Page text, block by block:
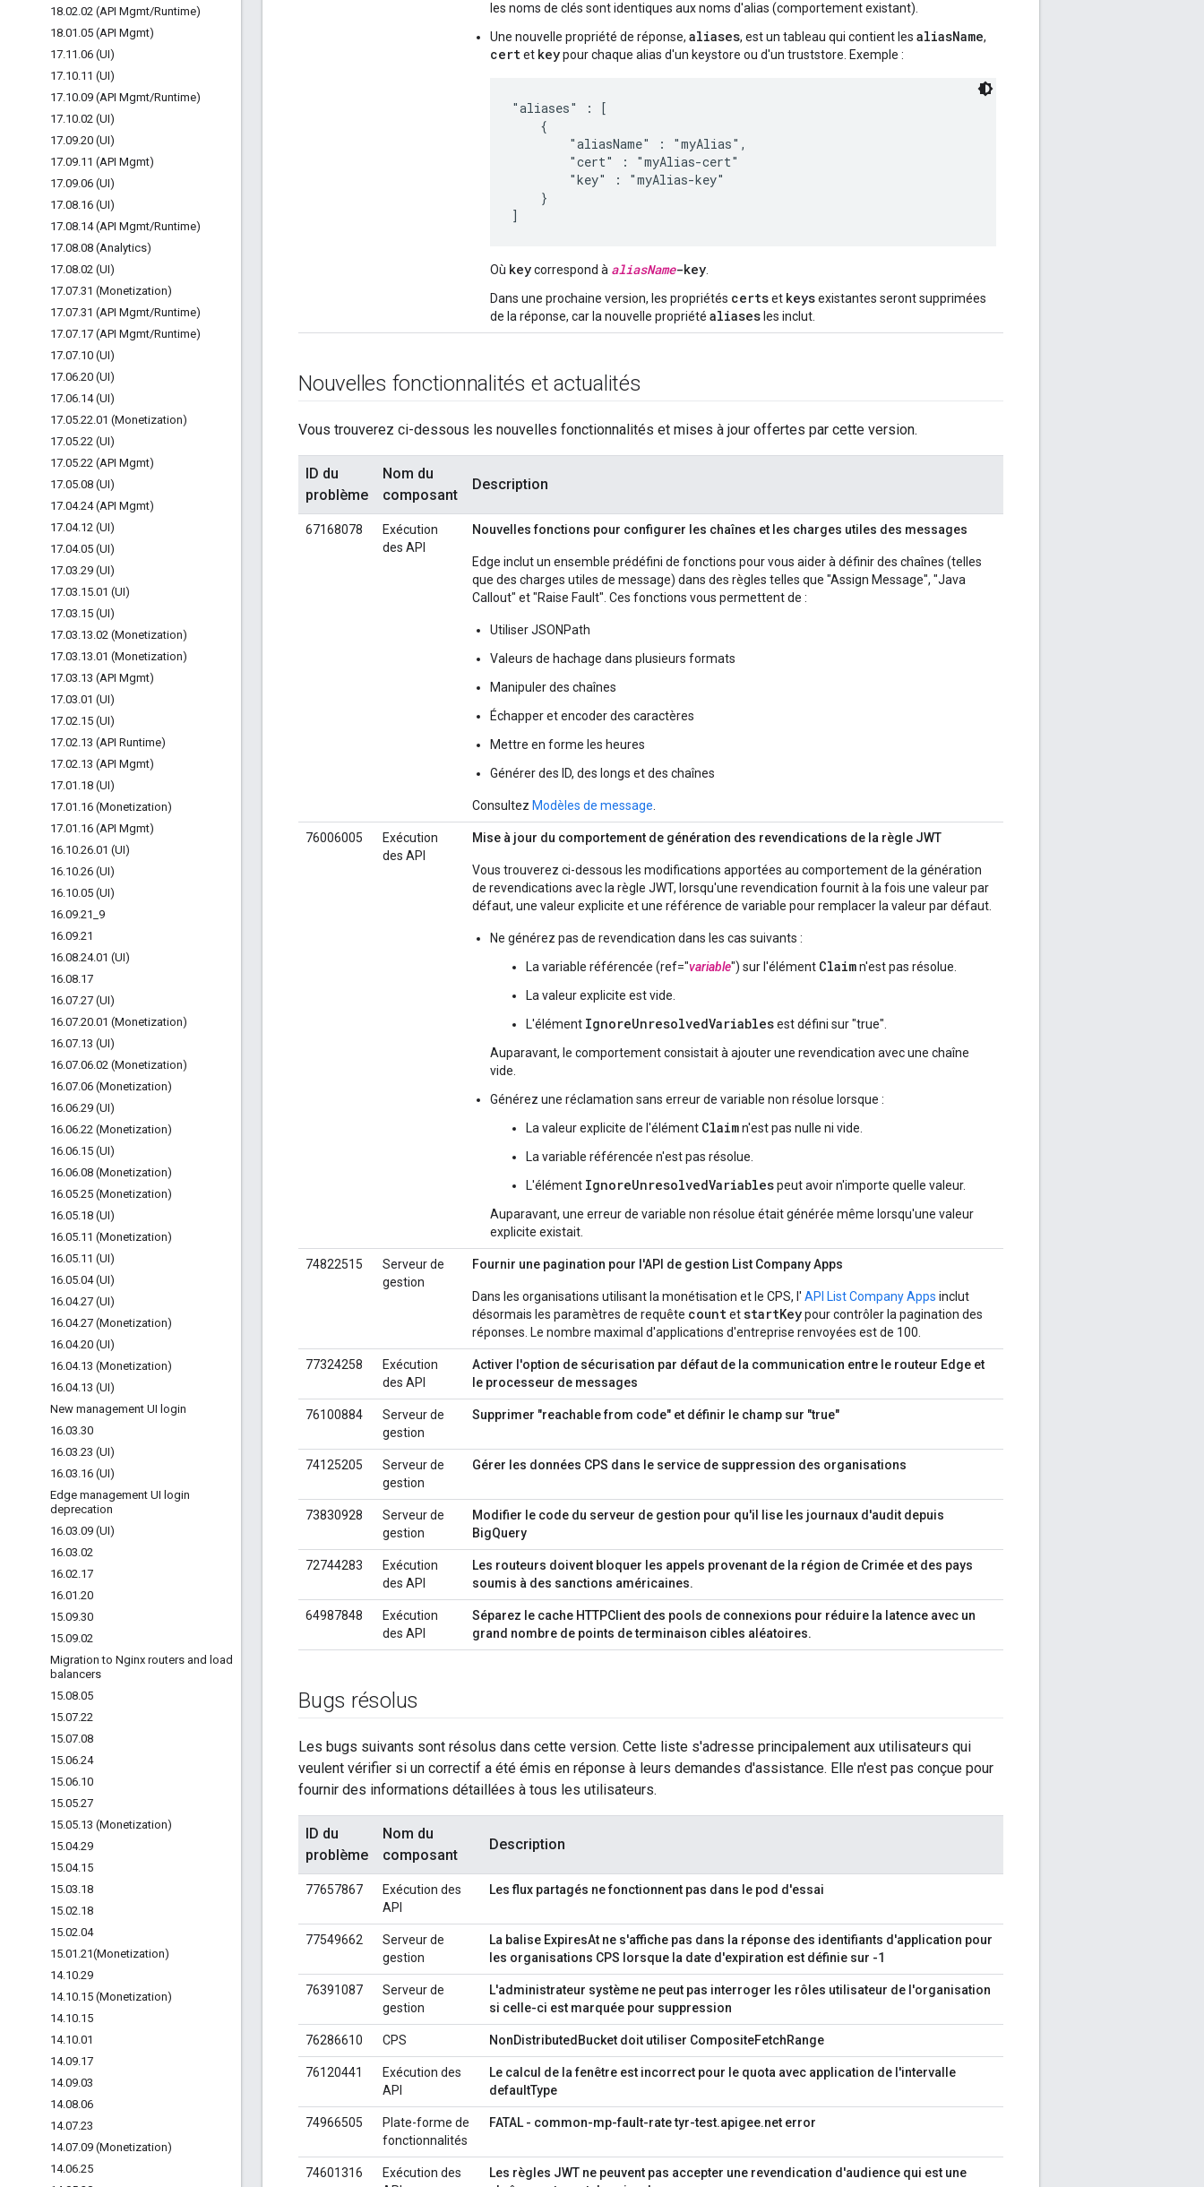
18.02.02 (API Mgmt/Runtime)
18.01 .05 (API Mgmt)
17.11 .06 (UI)
17.10.11 (UI)
17.10.09 (API Mgmt/Runtime)
17.10.02 (UI)
17.09.20 (UI)
17.09.11 (API Mgmt)
17.09.06 (UI)
17.08.16 (UI)
17.08.14 (API Mgmt/Runtime)
17.08.08 (Analytics)
17.08.02 (UI)
17.07.31 (Monetization)
17.07.31 (API Mgmt/Runtime)
17.07.17 (API Mgmt/Runtime)
17.07.10 (UI)
17.06.20 (UI)
17.06.14 (UI)
17.05.22.01 (Monetization)
17.05.22 (UI)
17.05.22 (API Mgmt)
17.05.08 (UI)
17.04.24 (API Mgmt)
17.04.12 (UI)
17.04.05 (UI)
17.03.29 (UI)
17.03.15.01 (UI)
17.03.15 (UI)
17.03.13.02 (Monetization)
17.03.13.01 (Monetization)
17.03.13 (API Mgmt)
17.03.01 (UI)
17.02.15 (UI)
17.02.13 (API Runtime)
17.02.13 (API Mgmt)
17.01 .18 (UI)
17.01 .16 (Monetization)
17.01 .16 (API Mgmt)
16.10.26.01 (UI)
16.10.26 (UI)
16.10.05 (UI)
16.09.21 9
16.09.21
16.08.24.01 (UI)
16.08.17
16.07.27 (UI)
16.07.20.01 (Monetization)
16.07.13 (UI)
16.07.06.02 (Monetization)
16.07.06 (Monetization)
16.06.29 (UI)
16.06.22 (Monetization)
16.06.15 (UI)
16.06.08 (Monetization)
16.05.25 (Monetization)
16.05.18 (UI)
16.05.11 (Monetization)
16.05.11 (UI)
16.05.04 (UI)
16.04.27 (UI)
16.04.27 (Monetization)
16.04.20 (UI)
16.04.13 (Monetization)
16.04.13 (UI)
New management UI login
16.03.30
16.03.23 (UI)
16.03.16 (UI)
Edge management UI login
deprecation
16.03.09 (UI)
16.03.02
16.02.17
16.01 .20
15.09.30
15.09.02
Migration to Nginx routers and load
balancers
15.08.05
15.07.22
15.07.08
15.06.24
15.06.10
15.05.27
15.05.13 (Monetization)
15.04.29
15.04.15
15.03.18
15.02.18
15.02.04
15.01 .21(Monetization)
14.10.29
14.10.15 (Monetization)
14.10.15
14.10.01
14.09.17
14.09.03
14.08.06
14.07.23
14.07.09 (Monetization)
14.06.25
les noms de clés sont identiques aux noms d'alias (comportement existant).
Une nouvelle propriété de réponse, aliases, est un tableau qui contient les aliasName,
certet keypour chaque alias d'un keystore ou d'un truststore. Exemple :
"aliases" : [
    {
        "aliasName" : "myAlias",
        "cert" : "myAlias-cert"
        "key" : "myAlias-key"
    }
Où keycorrespond à aliasName-key
Dans une prochaine version, les propriétés certset keysexistantes seront supprimées
de la réponse, car la nouvelle propriété aliases les inclut.
Nouvelles fonctionnalités et actualités
Vous trouverez ci-dessous les nouvelles fonctionnalités et mises à jour offertes par cette version.
ID du
problème
Nom du
composant
Description
67168078
Exécution
des API
Nouvelles fonctions pour configurer les chaînes et les charges utiles des messages
Edge inclut un ensemble prédéfini de fonctions pour vous aider à définir des chaînes (telles
que des charges utiles de message) dans des règles telles que "Assign Message", "Java
Callout" et "Raise Fault". Ces fonctions vous permettent de :
Utiliser JSONPath
Valeurs de hachage dans plusieurs formats
Manipuler des chaînes
Échapper et encoder des caractères
Mettre en forme les heures
Générer des ID, des longs et des chaînes
Consultez Modèles de message
76006005
Exécution
des API
Mise à jour du comportement de génération des revendications de la règle JWT
Vous trouverez ci-dessous les modifications apportées au comportement de la génération
de revendications avec la règle JWT, lorsqu'une revendication fournit à la fois une valeur par
défaut, une valeur explicite et une référence de variable pour remplacer la valeur par défaut.
Ne générez pas de revendication dans les cas suivants :
La variable référencée (ref="variable") sur l'élément Claimn'est pas résolue.
La valeur explicite est vide.
L'élément IgnoreUnresolvedVariablesest défini sur "true".
Auparavant, le comportement consistait à ajouter une revendication avec une chaîne
vide.
Générez une réclamation sans erreur de variable non résolue lorsque :
La valeur explicite de l'élément Claimn'est pas nulle ni vide.
La variable référencée n'est pas résolue.
L'élément IgnoreUnresolvedVariablespeut avoir n'importe quelle valeur.
Auparavant, une erreur de variable non résolue était générée même lorsqu'une valeur
explicite existait.
74822515
Serveur de
gestion
Fournir une pagination pour l'API de gestion List Company Apps
Dans les organisations utilisant la monétisation et le CPS, l' API List Company Apps inclut
désormais les paramètres de requête countetstartKeypour contrôler la pagination des
réponses. Le nombre maximal d'applications d'entreprise renvoyées est de 100.
77324258
Exécution
des API
Activer l'option de sécurisation par défaut de la communication entre le routeur Edge et
le processeur de messages
76100884
Serveur de
gestion
Supprimer "reachable from code" et définir le champ sur "true"
74125205
Serveur de
gestion
Gérer les données CPS dans le service de suppression des organisations
73830928
Serveur de
gestion
Modifier le code du serveur de gestion pour qu'il lise les journaux d'audit depuis
BigQuery
72744283
Exécution
des API
Les routeurs doivent bloquer les appels provenant de la région de Crimée et des pays
soumis à des sanctions américaines.
64987848
Exécution
des API
Séparez le cache HTTPClient des pools de connexions pour réduire la latence avec un
grand nombre de points de terminaison cibles aléatoires.
Bugs résolus
Les bugs suivants sont résolus dans cette version. Cette liste s'adresse principalement aux utilisateurs qui
veulent vérifier si un correctif a été émis en réponse à leurs demandes d'assistance. Elle n'est pas conçue pour
fournir des informations détaillées à tous les utilisateurs.
ID du
problème
Nom du
composant
Description
77657867
Exécution des
API
Les flux partagés ne fonctionnent pas dans le pod d'essai
77549662
Serveur de
gestion
La balise ExpiresAt ne s'affiche pas dans la réponse des identifiants d'application pour
les organisations CPS lorsque la date d'expiration est définie sur -1
76391087
Serveur de
gestion
L'administrateur système ne peut pas interroger les rôles utilisateur de l'organisation
si celle-ci est marquée pour suppression
76286610 CPS NonDistributedBucket doit utiliser CompositeFetchRange
76120441
Exécution des
API
Le calcul de la fenêtre est incorrect pour le quota avec application de l'intervalle
defaultType
74966505
Plate-forme de
fonctionnalités
FATAL - common-mp-fault-rate tyr-test.apigee.net error
74601316
Exécution des
Les règles JWT ne peuvent pas accepter une revendication d'audience qui est une